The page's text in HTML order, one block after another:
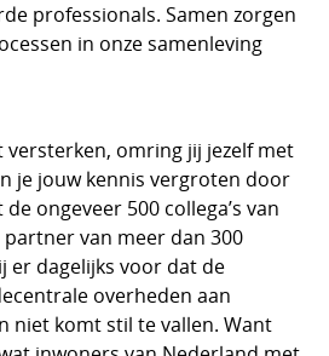
professionals. Samen zorgen
in onze samenleving
versterken, omring jij jezelf met
je jouw kennis vergroten door
ongeveer 500 collega’s van
van meer dan 300
er dagelijks voor dat de
overheden aan
niet komt stil te vallen. Want